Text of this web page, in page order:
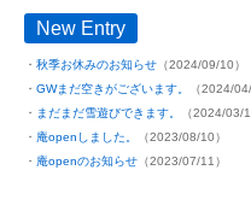
New Entry
秋季お休みのお知らせ （2024/09/10）
GWまだ空きがございます。
（2024/
まだまだ雪遊びできます。
（2024/03/
庵openしました。
（2023/08/10）
庵openのお知らせ （2023/07/11）